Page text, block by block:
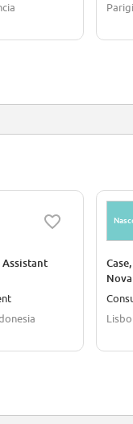
Assistant